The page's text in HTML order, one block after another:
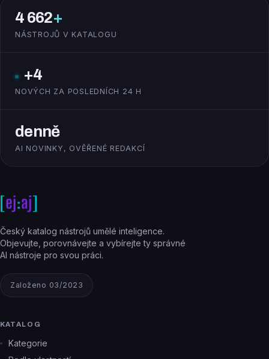
4 662+
NÁSTROJŮ V KATALOGU
+4
NOVÝCH ZA POSLEDNÍCH 24 H
denně
AI NOVINKY, OVĚŘENÉ REDAKCÍ
Český katalog nástrojů umělé inteligence.
Objevujte, porovnávejte a vybírejte ty správné
AI nástroje pro svou práci.
Založeno 03/2023
KATALOG
Kategorie